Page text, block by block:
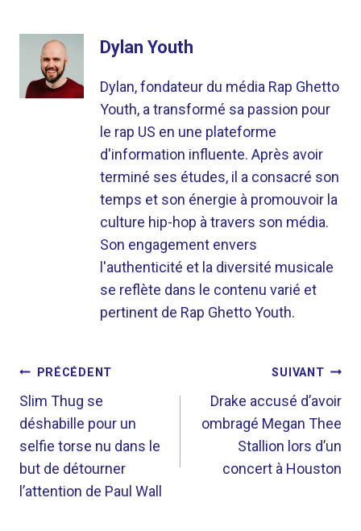
Dylan Youth
Dylan, fondateur du média Rap Ghetto
Youth, a transformé sa passion pour
le rap US en une plateforme
d'information influente. Après avoir
terminé ses études, il a consacré son
temps et son énergie à promouvoir la
culture hip-hop à travers son média.
Son engagement envers
l'authenticité et la diversité musicale
se reflète dans le contenu varié et
pertinent de Rap Ghetto Youth.
NAVIGATION
DE
L’ARTICLE
PRÉCÉDENT
Slim Thug se
déshabille pour un
selfie torse nu dans le
but de détourner
l’attention de Paul Wall
SUIVANT
Drake accusé d’avoir
ombragé Megan Thee
Stallion lors d’un
concert à Houston